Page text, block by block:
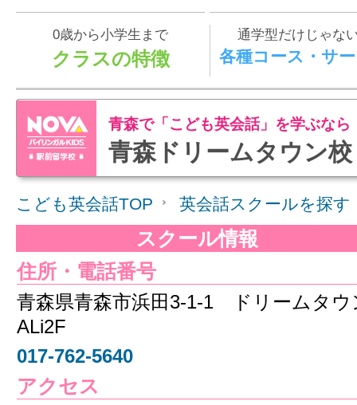
0歳から小学生まで
クラスの特徴
通学型だけじゃな
各種コース・サ
青森ドリームタウン校
青森で「こども英会話」を学ぶなら
こども英会話TOP 英会話スクールを探す
スクール情報
住所・電話番号
青森県青森市浜田3-1-1 ドリームタウ
ALi2F
017-762-5640
アクセス